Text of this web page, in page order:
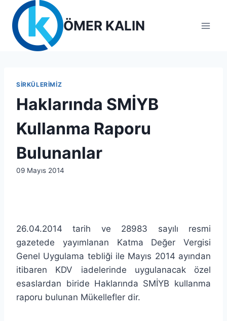
content
ÖMER KALIN
SIRKÜLERIMIZ
Haklarında SMİYB
Kullanma Raporu
Bulunanlar
By
09 Mayıs 2014
26.04.2014 tarih ve 28983 sayılı resmi
gazetede yayımlanan Katma Değer Vergisi
Genel Uygulama tebliği ile Mayıs 2014 ayından
itibaren KDV iadelerinde uygulanacak özel
esaslardan biride Haklarında SMİYB kullanma
raporu bulunan Mükellefler dir.